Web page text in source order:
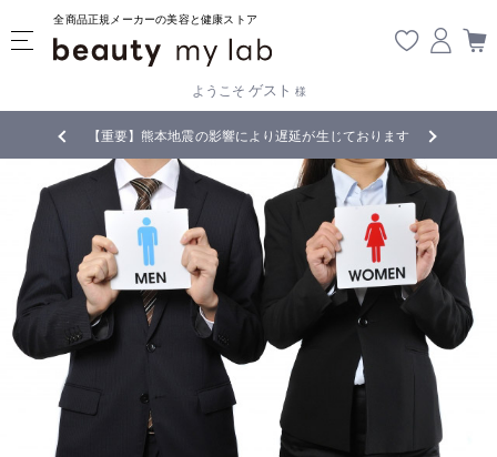
全商品正規メーカーの美容と健康ストア
ようこそ ゲスト 様
【重要】熊本地震の影響により遅延が生じております